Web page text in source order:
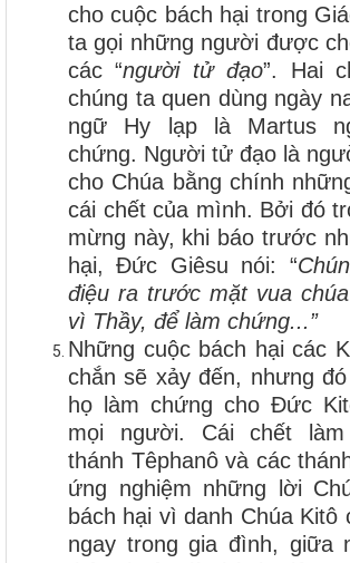
cho cuộc bách hại trong
ta gọi những người được
các “người tử đạo”. Hai
chúng ta quen dùng ngày
ngữ Hy lạp là Martus
chứng. Người tử đạo là
cho Chúa bằng chính
cái chết của mình. Bởi đó
mừng này, khi báo trước
hại, Đức Giêsu nói: “
điệu ra trước mặt vua
vì Thầy, để làm chứng...”
Những cuộc bách hại các
chắn sẽ xảy đến, nhưng
họ làm chứng cho Đức
mọi người. Cái chết
thánh Têphanô và các
ứng nghiệm những lời
bách hại vì danh Chúa Kitô
ngay trong gia đình, giữa